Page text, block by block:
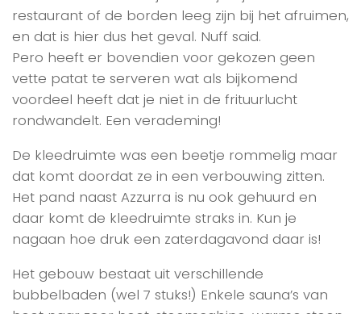
restaurant of de borden leeg zijn bij het afruimen,
en dat is hier dus het geval. Nuff said.
Pero heeft er bovendien voor gekozen geen
vette patat te serveren wat als bijkomend
voordeel heeft dat je niet in de frituurlucht
rondwandelt. Een verademing!
De kleedruimte was een beetje rommelig maar
dat komt doordat ze in een verbouwing zitten.
Het pand naast Azzurra is nu ook gehuurd en
daar komt de kleedruimte straks in. Kun je
nagaan hoe druk een zaterdagavond daar is!
Het gebouw bestaat uit verschillende
bubbelbaden (wel 7 stuks!) Enkele sauna’s van